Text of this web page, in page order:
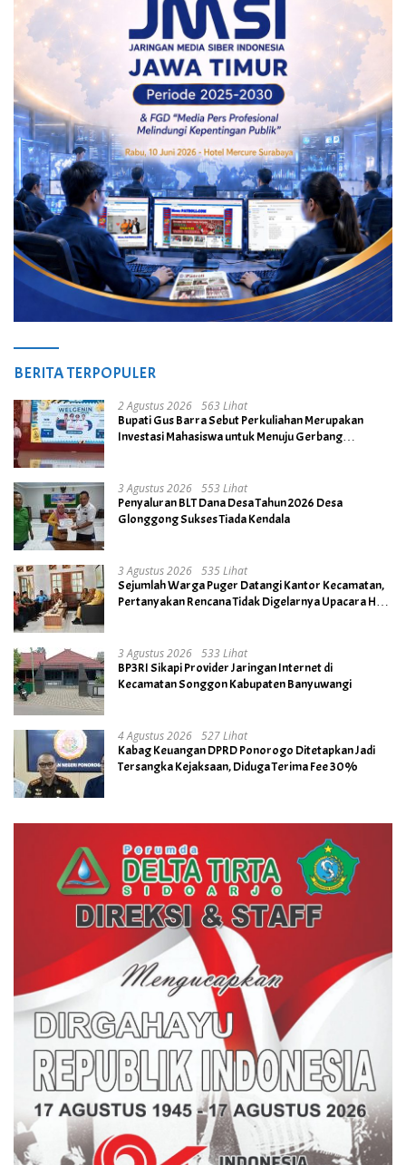
BERITA TERPOPULER
2 Agustus 2026 563 Lihat
Bupati Gus Barra Sebut Perkuliahan Merupakan
Investasi Mahasiswa untuk Menuju Gerbang
3 Agustus 2026 553 Lihat
Penyaluran BLT Dana Desa Tahun 2026 Desa
Glonggong Sukses Tiada Kendala
3 Agustus 2026 535 Lihat
Sejumlah Warga Puger Datangi Kantor Kecamatan,
Pertanyakan Rencana Tidak Digelarnya Upacara HUT
3 Agustus 2026 533 Lihat
BP3RI Sikapi Provider Jaringan Internet di
Kecamatan Songgon Kabupaten Banyuwangi
4 Agustus 2026 527 Lihat
Kabag Keuangan DPRD Ponorogo Ditetapkan Jadi
Tersangka Kejaksaan, Diduga Terima Fee 30%